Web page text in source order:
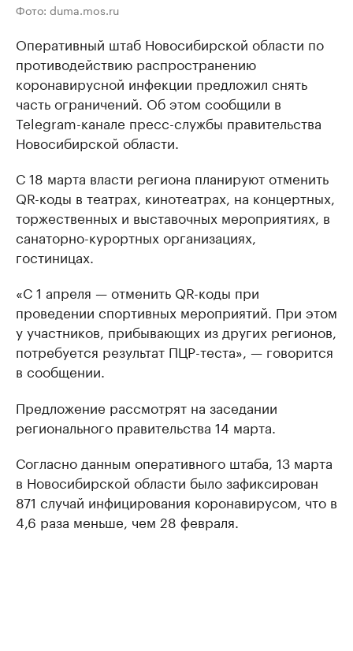
Фото: duma.mos.ru
Оперативный штаб Новосибирской области по
противодействию распространению
коронавирусной инфекции предложил снять
часть ограничений. Об этом сообщили в
Telegram-канале пресс-службы правительства
Новосибирской области.
С 18 марта власти региона планируют отменить
QR-коды в театрах, кинотеатрах, на концертных,
торжественных и выставочных мероприятиях, в
санаторно-курортных организациях,
гостиницах.
«С 1 апреля — отменить QR-коды при
проведении спортивных мероприятий. При этом
у участников, прибывающих из других регионов,
потребуется результат ПЦР-теста», — говорится
в сообщении.
Предложение рассмотрят на заседании
регионального правительства 14 марта.
Согласно данным оперативного штаба, 13 марта
в Новосибирской области было зафиксирован
871 случай инфицирования коронавирусом, что в
4,6 раза меньше, чем 28 февраля.